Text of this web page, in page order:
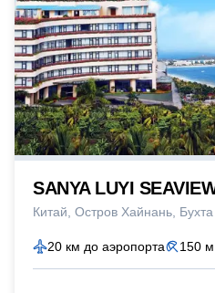
SANYA LUYI
Китай Остров Хайнань
20 км до аэропорта 150